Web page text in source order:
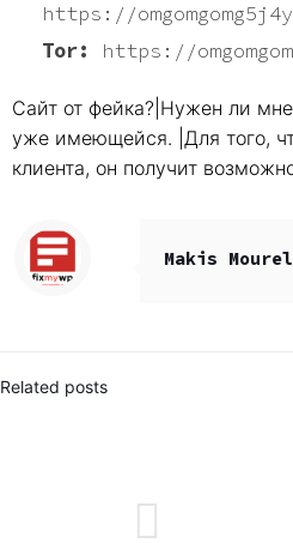
https://
Tor:
https://
Сайт от фейка?|Нужен ли
уже имеющейся. |Для того,
клиента, он получит
Makis
Related posts